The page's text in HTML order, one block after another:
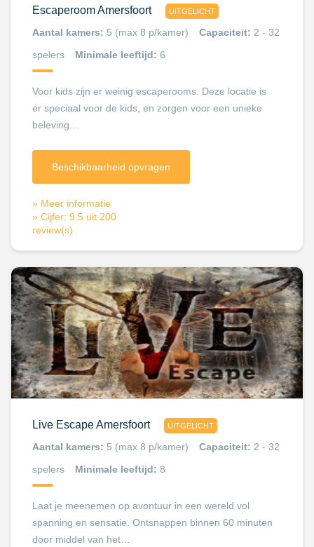
Escaperoom Amersfoort UITGELICHT
Aantal kamers: 5 (max 8 p/kamer) Capaciteit: 2 - 32
spelers
Minimale leeftijd: 6
Voor kids zijn er weinig escaperooms. Deze locatie is
er speciaal voor de kids, en zorgen voor een unieke
beleving…
Beschikbaarheid opvragen
» Meer informatie
» Cijfer: 9.5 uit 200
review(s)
Live Escape Amersfoort UITGELICHT
Aantal kamers: 5 (max 8 p/kamer) Capaciteit: 2 - 32
spelers
Minimale leeftijd: 8
Laat je meenemen op avontuur in een wereld vol
spanning en sensatie. Ontsnappen binnen 60 minuten
door middel van het…